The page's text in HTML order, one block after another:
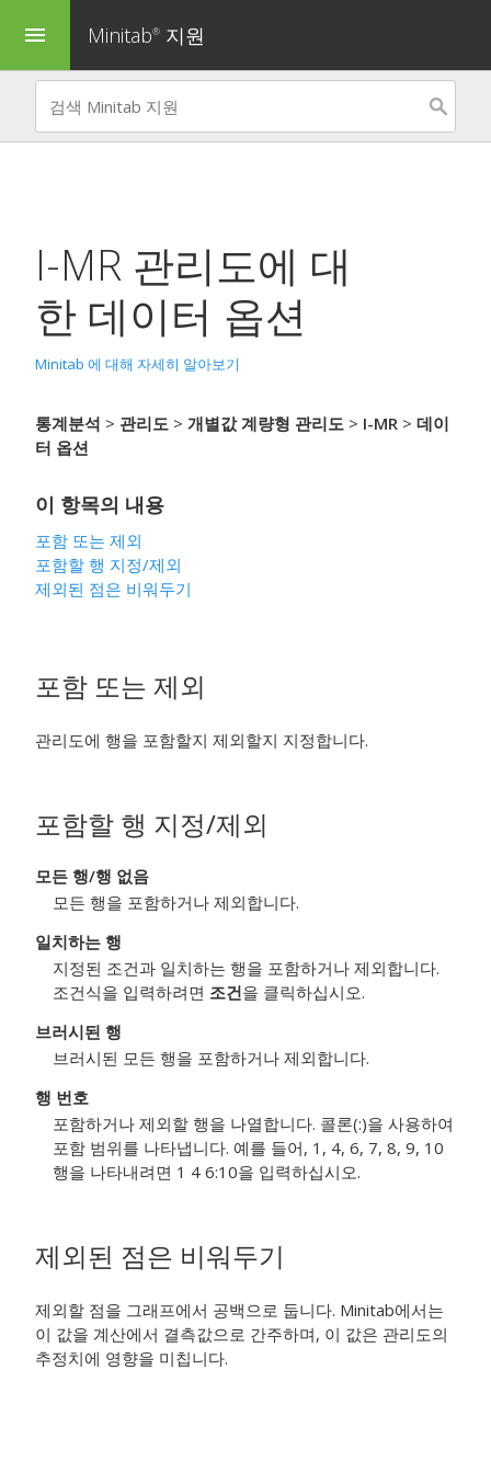
menu Minitab® 지원
I-MR 관리도에 대
한 데이터 옵션
Minitab 에 대해 자세히 알아보기
통계분석 > 관리도 > 개별값 계량형 관리도 > I-MR > 데이
터 옵션
이 항목의 내용
포함 또는 제외
포함할 행 지정/제외
제외된 점은 비워두기
포함 또는 제외
관리도에 행을 포함할지 제외할지 지정합니다.
포함할 행 지정/제외
모든 행/행 없음
모든 행을 포함하거나 제외합니다.
일치하는 행
지정된 조건과 일치하는 행을 포함하거나 제외합니다.
조건식을 입력하려면 조건을 클릭하십시오.
브러시된 행
브러시된 모든 행을 포함하거나 제외합니다.
행 번호
포함하거나 제외할 행을 나열합니다. 콜론(:)을 사용하여
포함 범위를 나타냅니다. 예를 들어, 1, 4, 6, 7, 8, 9, 10
행을 나타내려면 1 4 6:10을 입력하십시오.
제외된 점은 비워두기
제외할 점을 그래프에서 공백으로 둡니다. Minitab에서는
이 값을 계산에서 결측값으로 간주하며, 이 값은 관리도의
추정치에 영향을 미칩니다.